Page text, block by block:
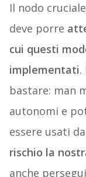
Il nodo
deve porre
cui questi
implementati.
bastare: man
autonomi e
essere usati
rischio la
anche